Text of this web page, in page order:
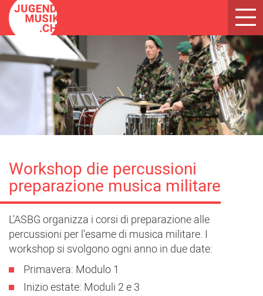
Workshop die percussioni
preparazione musica militare
L'ASBG organizza i corsi di preparazione alle
percussioni per l'esame di musica militare. I
workshop si svolgono ogni anno in due date:
Primavera: Modulo 1
Inizio estate: Moduli 2 e 3